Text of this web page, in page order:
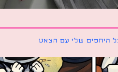
שלי עם הצאט